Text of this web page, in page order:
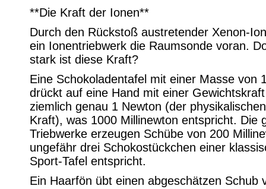
**Die Kraft der Ionen**
Durch den Rückstoß austretender Xenon-
ein Ionentriebwerk die Raumsonde voran.
stark ist diese Kraft?
Eine Schokoladentafel mit einer Masse von
drückt auf eine Hand mit einer
ziemlich genau 1 Newton (der
Kraft), was 1000 Millinewton entspricht. Die
Triebwerke erzeugen Schübe von 200
ungefähr drei Schokostückchen einer
Sport-Tafel entspricht.
Ein Haarfön übt einen abgeschätzen Schub